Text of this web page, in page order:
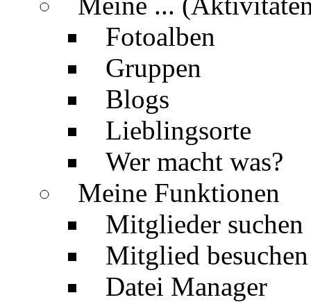
Fotoalben
Gruppen
Blogs
Lieblingsorte
Wer macht was?
Meine Funktionen
Mitglieder suchen
Mitglied besuchen
Datei Manager